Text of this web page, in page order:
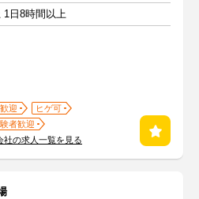
1日8時間以上
迎
ヒゲ可
者歓迎
社の求人一覧を見る